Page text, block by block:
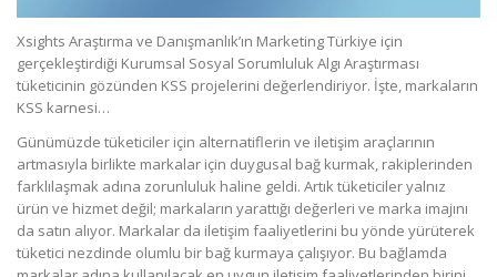
Xsights Araştırma ve Danışmanlık’ın Marketing Türkiye için
gerçekleştirdiği Kurumsal Sosyal Sorumluluk Algı Araştırması
tüketicinin gözünden KSS projelerini değerlendiriyor. İşte, markaların
KSS karnesi…
Günümüzde tüketiciler için alternatiflerin ve iletişim araçlarının
artmasıyla birlikte markalar için duygusal bağ kurmak, rakiplerinden
farklılaşmak adına zorunluluk haline geldi. Artık tüketiciler yalnız
ürün ve hizmet değil; markaların yarattığı değerleri ve marka imajını
da satın alıyor. Markalar da iletişim faaliyetlerini bu yönde yürüterek
tüketici nezdinde olumlu bir bağ kurmaya çalışıyor. Bu bağlamda